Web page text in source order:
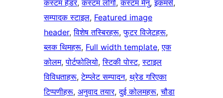
कस्टम हेडर, कस्टम लोगो, कस्टम मेनु, इकमर्स
सम्पादक स्टाइल, Featured image
header, विशेष तस्बिरहरू, फुटर विजेटहरू
ब्लक थिमहरू, Full width template, एक
कोलम, पोर्टफोलियो, स्टिकी पोस्ट, स्टाइल
विविधताहरू, टेम्प्लेट सम्पादन, थ्रेड गरिएका
टिप्पणीहरू, अनुवाद तयार, दुई कोलमहरू, चौडा